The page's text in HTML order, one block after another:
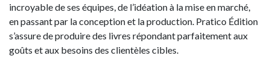
incroyable de ses équipes, de l’idéation à la mise en marché,
en passant par la conception et la production. Pratico Édition
s’assure de produire des livres répondant parfaitement aux
goûts et aux besoins des clientèles cibles.